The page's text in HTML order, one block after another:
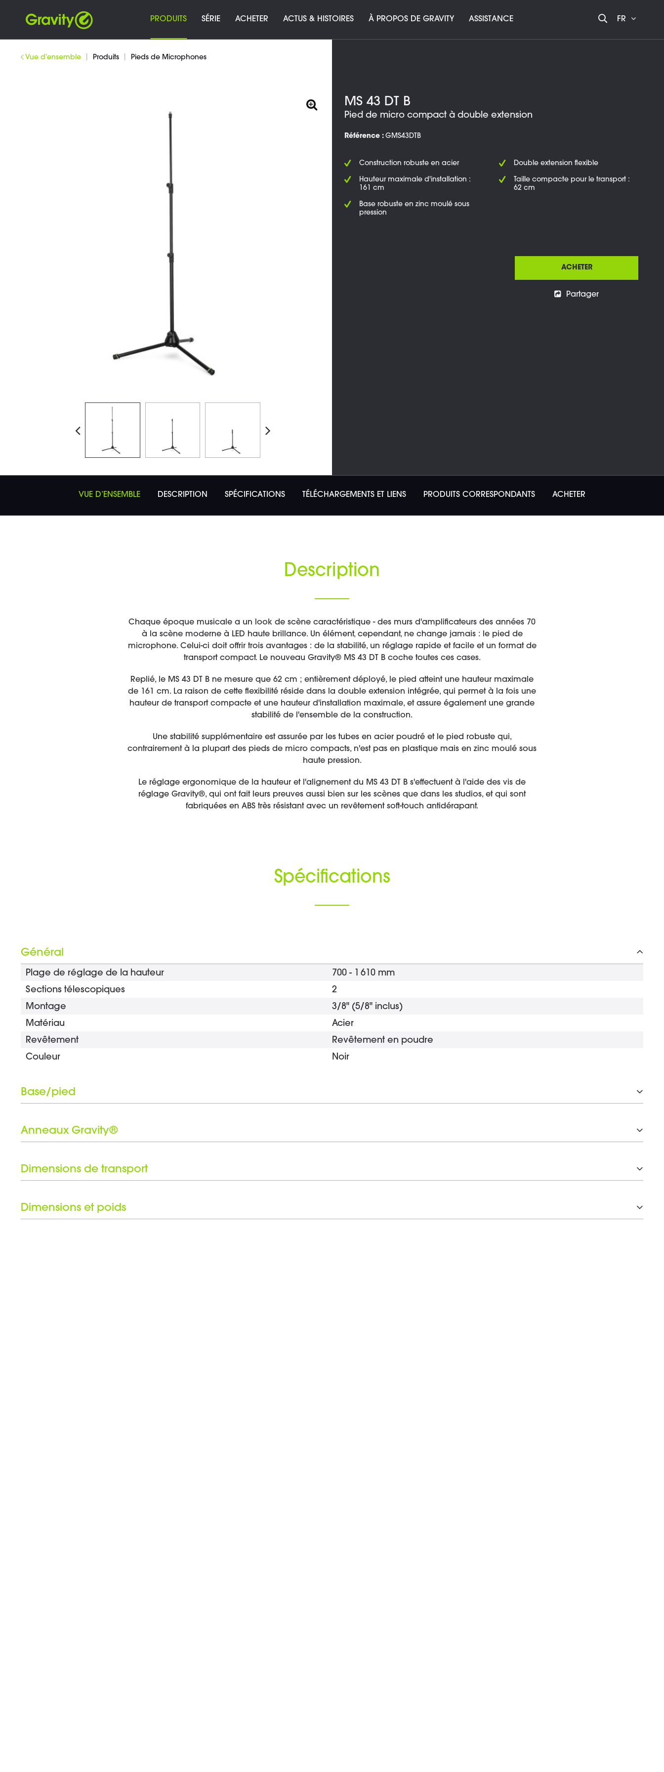
PRODUITS SÉRIE ACHETER ACTUS & HISTOIRES À PROPOS DE GRAVITY ASSISTANCE FR
Vue d’ensemble Produits Pieds de Microphones
MS 43 DT B
Pied de micro compact à double extension
Référence : GMS43DTB
Construction robuste en acier Double extension flexible
Hauteur maximale d'installation :
161 cm
Taille compacte pour le transport :
62 cm
Base robuste en zinc moulé sous
pression
ACHETER
Partager
VUE D’ENSEMBLE DESCRIPTION SPÉCIFICATIONS TÉLÉCHARGEMENTS ET LIENS PRODUITS CORRESPONDANTS ACHETER
Description
Chaque époque musicale a un look de scène caractéristique - des murs d'amplificateurs des années 70
à la scène moderne à LED haute brillance. Un élément, cependant, ne change jamais : le pied de
microphone. Celui-ci doit offrir trois avantages : de la stabilité, un réglage rapide et facile et un format de
transport compact. Le nouveau Gravity® MS 43 DT B coche toutes ces cases.
Replié, le MS 43 DT B ne mesure que 62 cm ; entièrement déployé, le pied atteint une hauteur maximale
de 161 cm. La raison de cette flexibilité réside dans la double extension intégrée, qui permet à la fois une
hauteur de transport compacte et une hauteur d'installation maximale, et assure également une grande
stabilité de l'ensemble de la construction.
Une stabilité supplémentaire est assurée par les tubes en acier poudré et le pied robuste qui,
contrairement à la plupart des pieds de micro compacts, n'est pas en plastique mais en zinc moulé sous
haute pression.
Le réglage ergonomique de la hauteur et l'alignement du MS 43 DT B s'effectuent à l'aide des vis de
réglage Gravity®, qui ont fait leurs preuves aussi bien sur les scènes que dans les studios, et qui sont
fabriquées en ABS très résistant avec un revêtement soft-touch antidérapant.
Spécifications
Général
Plage de réglage de la hauteur
700 - 1 610 mm
Sections télescopiques
2
Montage
3/8" (5/8" inclus)
Matériau
Acier
Revêtement
Revêtement en poudre
Couleur
Noir
Base/pied
Matériau
Couleur
Anneaux Gravity®
Jeu d'anneaux noirs inclus
Dimensions de transport
Dimensions et poids